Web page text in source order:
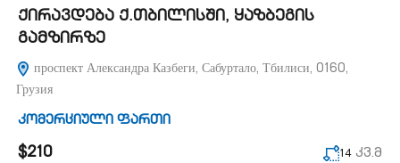
ქირავდება ქ.თბილისში, ყაზბეგის
გამზირზე
проспект Александра Казбеги, Сабуртало, Тбилиси, 0160,
Грузия
კომერციული ფართი
$210 14 კვ.მ